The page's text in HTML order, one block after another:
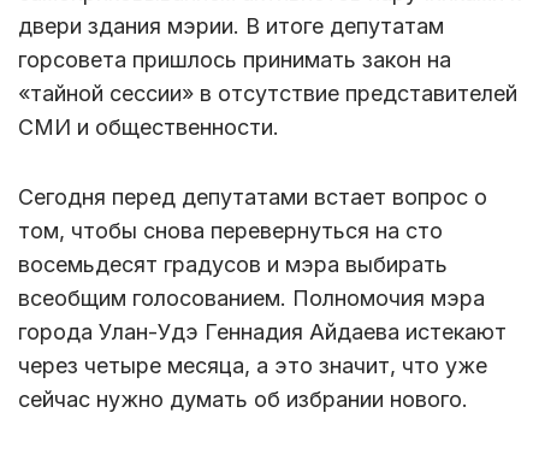
двери здания мэрии. В итоге депутатам
горсовета пришлось принимать закон на
«тайной сессии» в отсутствие представителей
СМИ и общественности.
Сегодня перед депутатами встает вопрос о
том, чтобы снова перевернуться на сто
восемьдесят градусов и мэра выбирать
всеобщим голосованием. Полномочия мэра
города Улан-Удэ Геннадия Айдаева истекают
через четыре месяца, а это значит, что уже
сейчас нужно думать об избрании нового.